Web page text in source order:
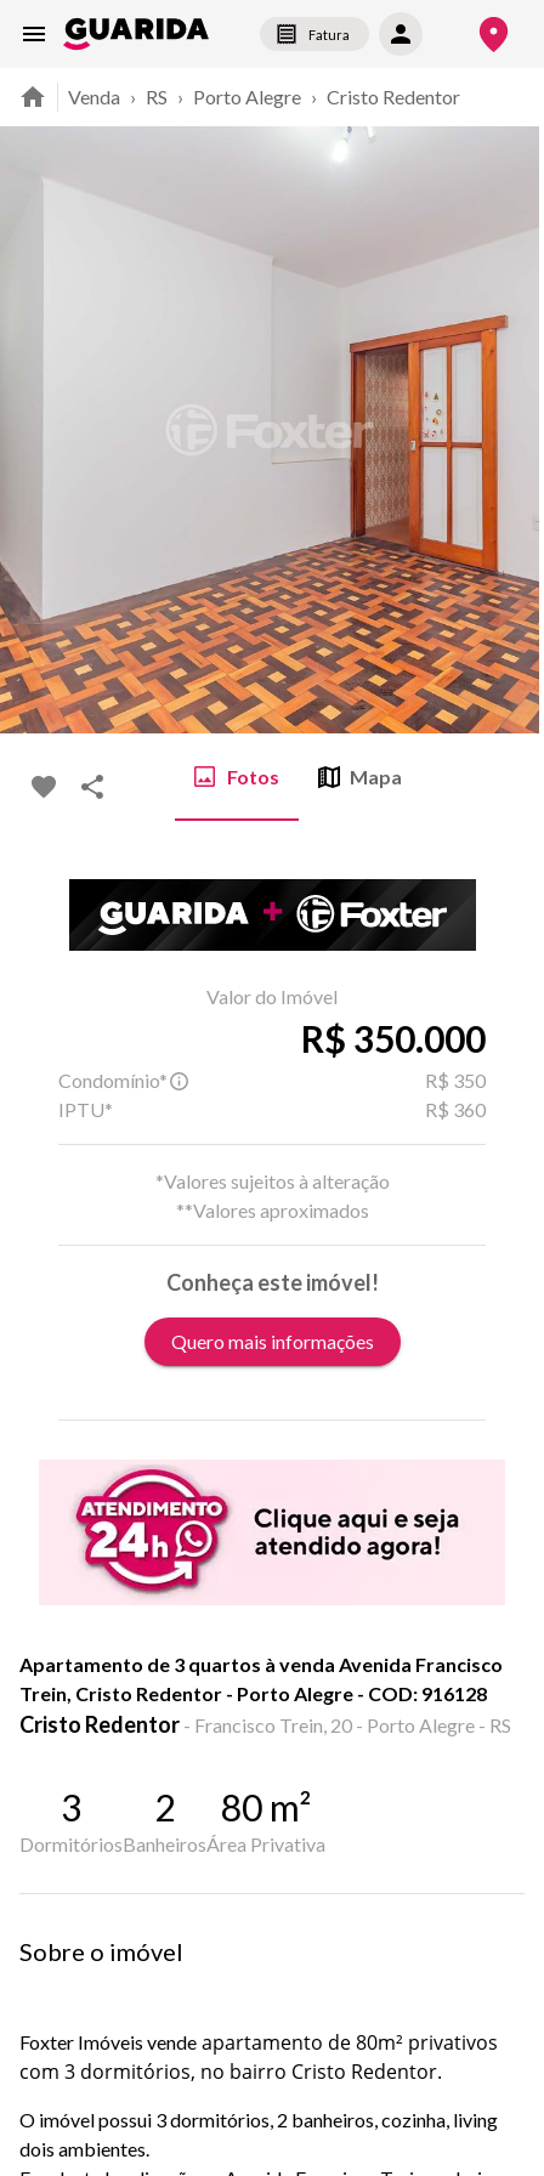
Fatura
Venda › RS › Porto Alegre › Cristo Redentor
Fotos Mapa
Valor do Imóvel
R$ 350.000
Condomínio*
R$ 350
IPTU*
R$ 360
*Valores sujeitos à alteração
**Valores aproximados
Conheça este imóvel!
Quero mais informações
Apartamento de 3 quartos à venda Avenida Francisco
Trein, Cristo Redentor - Porto Alegre - COD: 916128
Cristo Redentor - Francisco Trein, 20 - Porto Alegre - RS
3
Dormitórios
2
Banheiros
80 m²
Área Privativa
Sobre o imóvel
Foxter Imóveis vende apartamento de 80m² privativos
com 3 dormitórios, no bairro Cristo Redentor.
O imóvel possui 3 dormitórios, 2 banheiros, cozinha, living
dois ambientes.